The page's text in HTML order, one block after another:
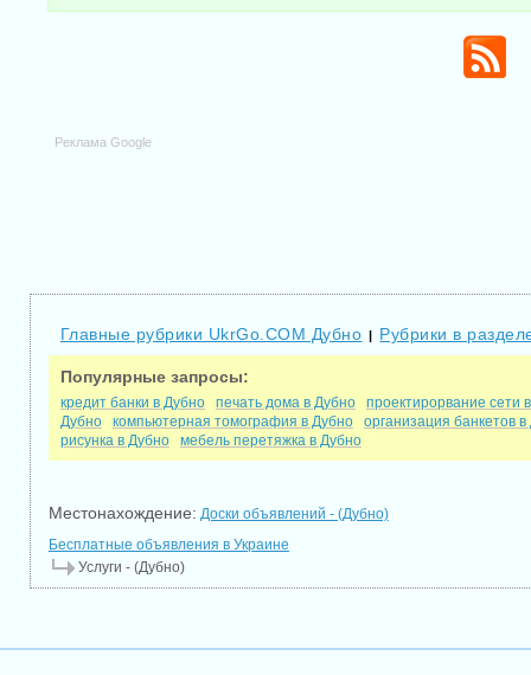
Реклама Google
Главные рубрики UkrGo.COM Дубно | Рубрики в
Популярные запросы:
кредит банки в Дубно печать дома в Дубно
проектирорвание сети
Дубно
компьютерная томография в Дубно
организация банкетов
рисунка в Дубно
мебель перетяжка в Дубно
Местонахождение: Доски объявлений - (Дубно)
Бесплатные объявления в Украине
Услуги - (Дубно)